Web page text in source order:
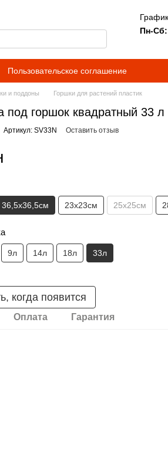
Пн-Сб:
Пользовательское соглашение
и поддоны Горшки для растений пластик
под горшок квадратный 33
Артикул: SV33N Оставить отзыв
36,5х36,5см 23х23см 25х25см
9л 14л 18л 33л
когда появится
Оплата Гарантия